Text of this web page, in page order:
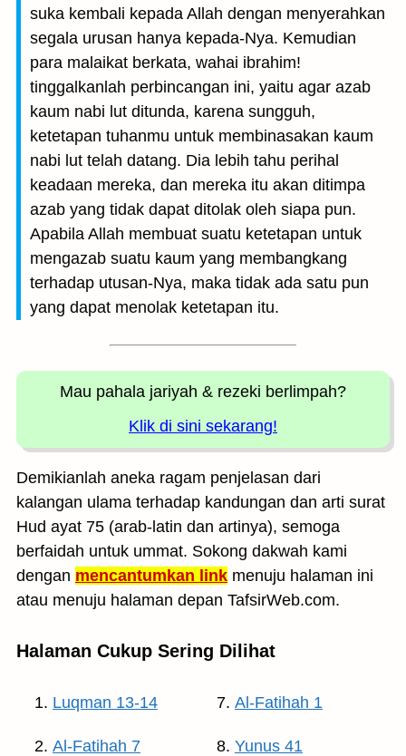
suka kembali kepada Allah dengan menyerahkan
segala urusan hanya kepada-Nya. Kemudian
para malaikat berkata, wahai ibrahim!
tinggalkanlah perbincangan ini, yaitu agar azab
kaum nabi lut ditunda, karena sungguh,
ketetapan tuhanmu untuk membinasakan kaum
nabi lut telah datang. Dia lebih tahu perihal
keadaan mereka, dan mereka itu akan ditimpa
azab yang tidak dapat ditolak oleh siapa pun.
Apabila Allah membuat suatu ketetapan untuk
mengazab suatu kaum yang membangkang
terhadap utusan-Nya, maka tidak ada satu pun
yang dapat menolak ketetapan itu.
Mau pahala jariyah & rezeki berlimpah?
Klik di sini sekarang!
Demikianlah aneka ragam penjelasan dari
kalangan ulama terhadap kandungan dan arti surat
Hud ayat 75 (arab-latin dan artinya), semoga
berfaidah untuk ummat. Sokong dakwah kami
dengan mencantumkan link menuju halaman ini
atau menuju halaman depan TafsirWeb.com.
Halaman Cukup Sering Dilihat
Luqman 13-14
Al-Fatihah 7
Al-Fatihah 1
Yunus 41